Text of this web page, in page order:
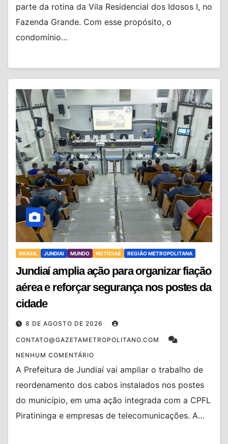
parte da rotina da Vila Residencial dos Idosos I, no
Fazenda Grande. Com esse propósito, o
condomínio…
BRASIL JUNDIAI MUNDO NOTÍCIAS REGIÃO METROPOLITANA
Jundiaí amplia ação para organizar fiação
aérea e reforçar segurança nos postes da
cidade
8 DE AGOSTO DE 2026
CONTATO@GAZETAMETROPOLITANO.COM
NENHUM COMENTÁRIO
A Prefeitura de Jundiaí vai ampliar o trabalho de
reordenamento dos cabos instalados nos postes
do município, em uma ação integrada com a CPFL
Piratininga e empresas de telecomunicações. A…